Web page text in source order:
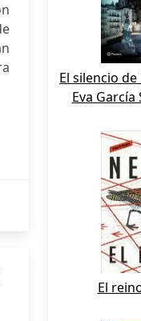
El silencio
Eva
El